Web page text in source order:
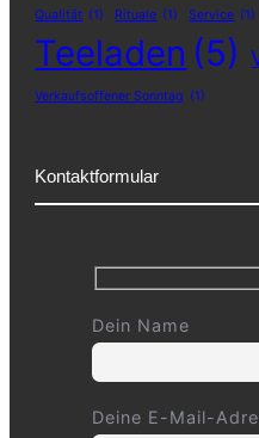
Qualität (1) Rituale (1) Service (1)
Teeladen (5)
Verkaufsoffener Sonntag (1)
Kontaktformular
Dein Name
Deine E-Mail-